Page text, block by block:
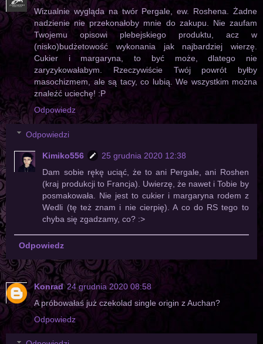
Wizualnie wygląda na twór Pergale, ew. Roshena. Żadne
nadzienie nie przekonałoby mnie do zakupu. Nie zaufam
Twojemu opisowi plebejskiego produktu, acz w
(nisko)budżetowość wykonania jak najbardziej wierzę.
Cukier i margaryna, to być może, dlatego nie
zaryzykowałabym. Rzeczywiście Twój powrót byłby
masochizmem, ale są tacy, co lubią. We wszystkim można
znaleźć uciechę! :P
Odpowiedz
Odpowiedzi
Kimiko556
25 grudnia 2020 12:38
Dam sobie rękę uciąć, że to ani Pergale, ani Roshen
(kraj produkcji to Francja). Uwierzę, że nawet i Tobie by
posmakowała. Nie jest to cukier i margaryna rodem z
Wedli (tę też znam i nie cierpię). A co do RS tego to
chyba się zgadzamy, co? :>
Odpowiedz
Konrad 24 grudnia 2020 08:58
A próbowałaś już czekolad single origin z Auchan?
Odpowiedz